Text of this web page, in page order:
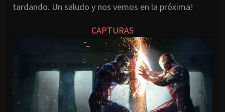
tardando. Un saludo y nos vemos en la próxima!
CAPTURAS